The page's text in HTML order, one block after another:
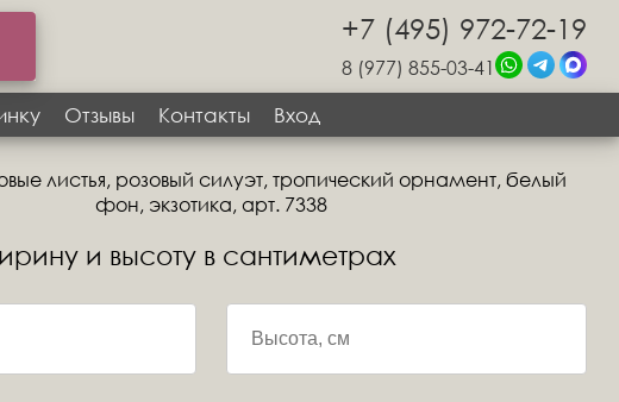
+7 (495) 972-72-19
8 (977) 855-03-41
Отзывы Контакты Вход
листья, розовый силуэт, тропический орнамент, белый
фон, экзотика, арт. 7338
и высоту в сантиметрах